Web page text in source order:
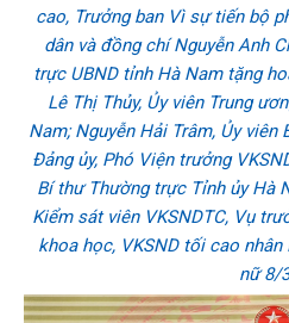
cao, Trưởng ban Vì sự tiến bộ
dân và đồng chí Nguyễn Anh
trực UBND tỉnh Hà Nam tặng
Lê Thị Thủy, Ủy viên Trung
Nam; Nguyễn Hải Trâm, Ủy viên
Đảng ủy, Phó Viện trưởng
Bí thư Thường trực Tỉnh ủy Hà
Kiểm sát viên VKSNDTC, Vụ
khoa học, VKSND tối cao
nữ 8/